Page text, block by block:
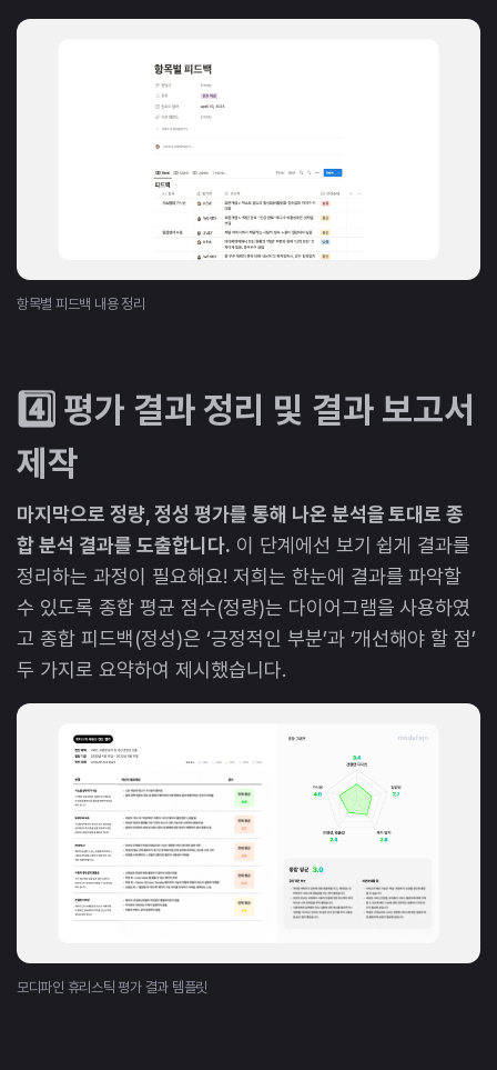
항목별 피드백 내용 정리
4️⃣ 평가 결과 정리 및 결과 보고서
제작
마지막으로 정량, 정성 평가를 통해 나온 분석을 토대로 종
합 분석 결과를 도출합니다. 이 단계에선 보기 쉽게 결과를
정리하는 과정이 필요해요! 저희는 한눈에 결과를 파악할
수 있도록 종합 평균 점수(정량)는 다이어그램을 사용하였
고 종합 피드백(정성)은 ‘긍정적인 부분’과 ‘개선해야 할 점’
두 가지로 요약하여 제시했습니다.
모디파인 휴리스틱 평가 결과 템플릿